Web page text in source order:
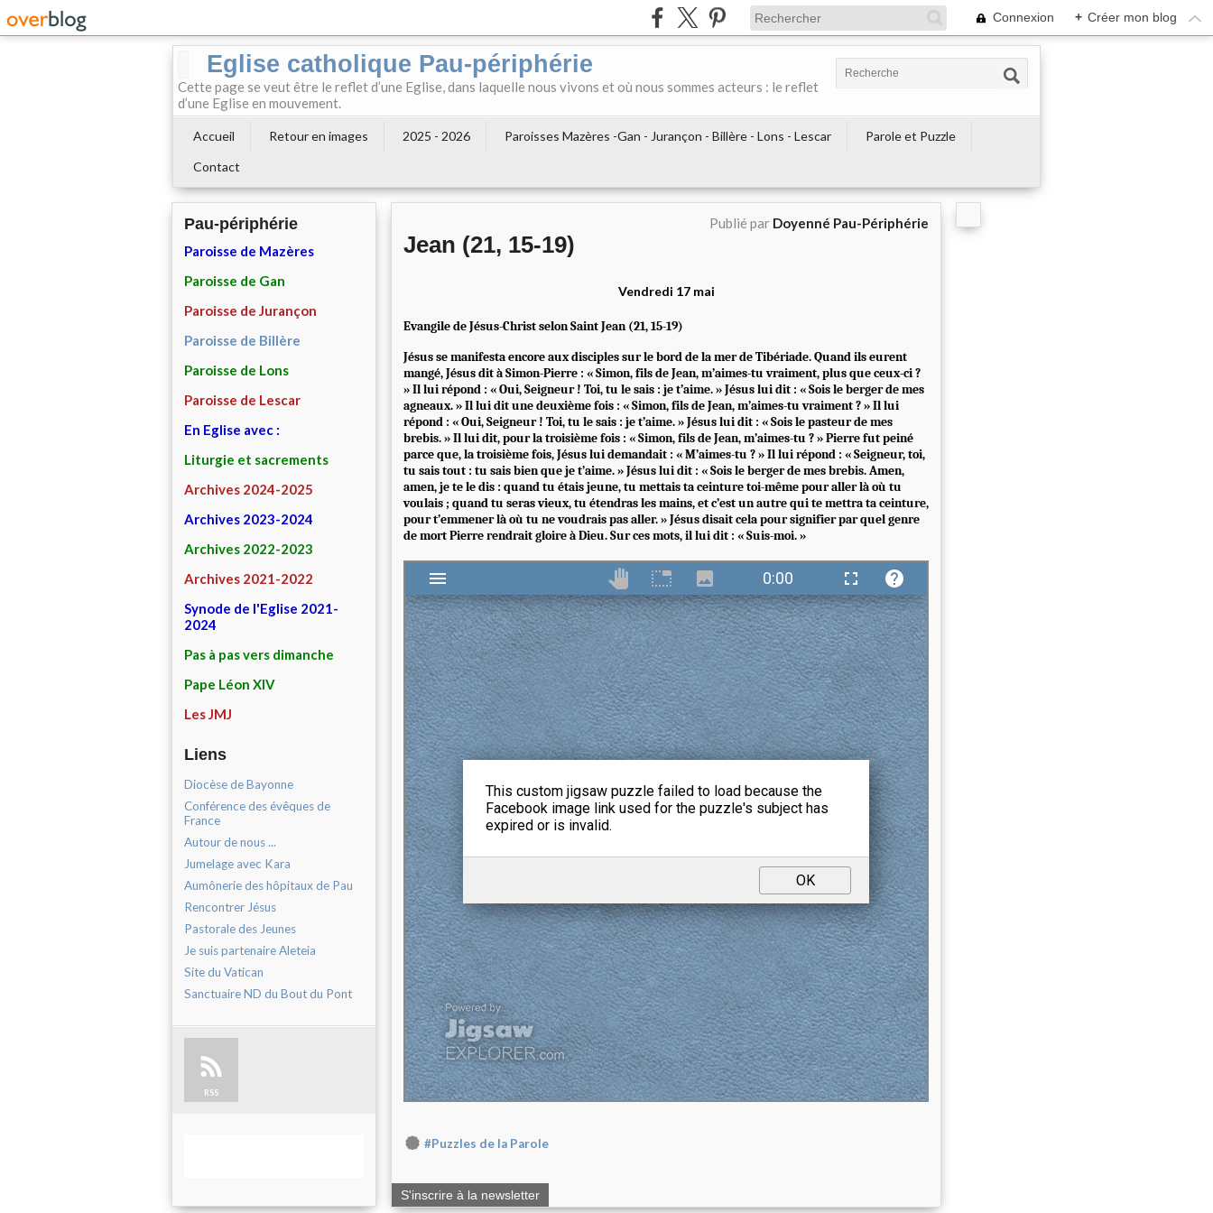
Connexion + Créer mon blog
Eglise catholique Pau-périphérie
Cette page se veut être le reflet d’une Eglise, dans laquelle nous vivons et où nous sommes acteurs : le reflet
d’une Eglise en mouvement.
Accueil Retour en images 2025 - 2026 Paroisses Mazères -Gan - Jurançon - Billère - Lons - Lescar
Parole et Puzzle
Contact
Pau-périphérie
Paroisse de Mazères
Paroisse de Gan
Paroisse de Jurançon
Paroisse de Billère
Paroisse de Lons
Paroisse de Lescar
En Eglise avec :
Liturgie et sacrements
Archives 2024-2025
Archives 2023-2024
Archives 2022-2023
Archives 2021-2022
Synode de l'Eglise 2021-
2024
Pas à pas vers dimanche
Pape Léon XIV
Les JMJ
Liens
Diocèse de Bayonne
Conférence des évêques de
France
Autour de nous ...
Jumelage avec Kara
Aumônerie des hôpitaux de Pau
Rencontrer Jésus
Pastorale des Jeunes
Je suis partenaire Aleteia
Site du Vatican
Sanctuaire ND du Bout du Pont
RSS
Publié par Doyenné Pau-Périphérie
Jean (21, 15-19)
Vendredi 17 mai
Evangile de Jésus-Christ selon Saint Jean (21, 15-19)
Jésus se manifesta encore aux disciples sur le bord de la mer de Tibériade. Quand ils eurent
mangé, Jésus dit à Simon-Pierre : « Simon, fils de Jean, m’aimes-tu vraiment, plus que ceux-ci ?
» Il lui répond : « Oui, Seigneur ! Toi, tu le sais : je t’aime. » Jésus lui dit : « Sois le berger de mes
agneaux. » Il lui dit une deuxième fois : « Simon, fils de Jean, m’aimes-tu vraiment ? » Il lui
répond : « Oui, Seigneur ! Toi, tu le sais : je t’aime. » Jésus lui dit : « Sois le pasteur de mes
brebis. » Il lui dit, pour la troisième fois : « Simon, fils de Jean, m’aimes-tu ? » Pierre fut peiné
parce que, la troisième fois, Jésus lui demandait : « M’aimes-tu ? » Il lui répond : « Seigneur, toi,
tu sais tout : tu sais bien que je t’aime. » Jésus lui dit : « Sois le berger de mes brebis. Amen,
amen, je te le dis : quand tu étais jeune, tu mettais ta ceinture toi-même pour aller là où tu
voulais ; quand tu seras vieux, tu étendras les mains, et c’est un autre qui te mettra ta ceinture,
pour t’emmener là où tu ne voudrais pas aller. » Jésus disait cela pour signifier par quel genre
de mort Pierre rendrait gloire à Dieu. Sur ces mots, il lui dit : « Suis-moi. »
#Puzzles de la Parole
S'inscrire à la newsletter